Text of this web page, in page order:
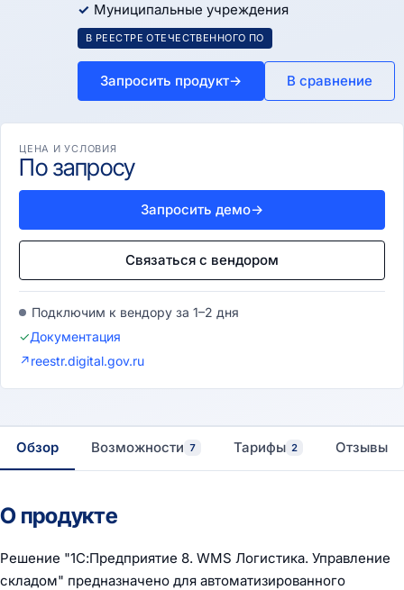
Муниципальные учреждения
В РЕЕСТРЕ ОТЕЧЕСТВЕННОГО ПО
Запросить продукт→ В сравнение
ЦЕНА И УСЛОВИЯ
По запросу
Запросить демо→
Связаться с вендором
Подключим к вендору за 1–2 дня
✓Документация
↗reestr.digital.gov.ru
Обзор Возможности 7 Тарифы 2 Отзывы
О продукте
Решение "1С:Предприятие 8. WMS Логистика. Управление
складом" предназначено для автоматизированного